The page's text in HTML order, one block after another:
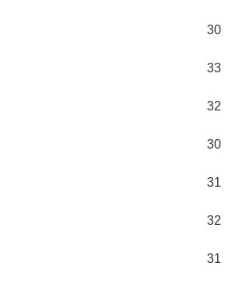
30
33
32
30
31
32
31